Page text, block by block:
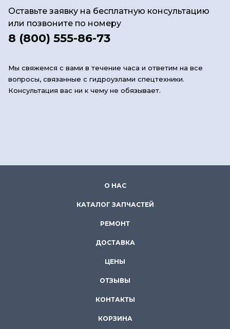
Оставьте заявку на бесплатную консультацию
или позвоните по номеру
8 (800) 555-86-73
Мы свяжемся с вами в течение часа и ответим на все
вопросы, связанные с гидроузлами спецтехники.
Консультация вас ни к чему не обязывает.
О НАС
КАТАЛОГ ЗАПЧАСТЕЙ
РЕМОНТ
ДОСТАВКА
ЦЕНЫ
ОТЗЫВЫ
КОНТАКТЫ
КОРЗИНА